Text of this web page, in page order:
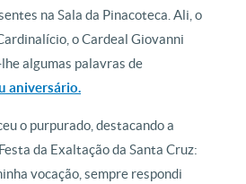
na Sala da Pinacoteca. Ali, o
o Cardeal Giovanni
algumas palavras de
aniversário.
o purpurado, destacando a
da Exaltação da Santa Cruz:
vocação, sempre respondi